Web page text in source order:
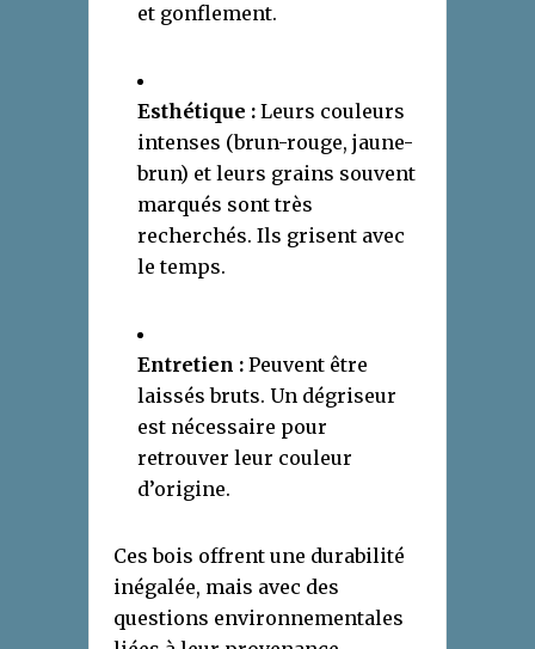
et gonflement.
Esthétique : Leurs couleurs
intenses (brun-rouge, jaune-
brun) et leurs grains souvent
marqués sont très
recherchés. Ils grisent avec
le temps.
Entretien : Peuvent être
laissés bruts. Un dégriseur
est nécessaire pour
retrouver leur couleur
d’origine.
Ces bois offrent une durabilité
inégalée, mais avec des
questions environnementales